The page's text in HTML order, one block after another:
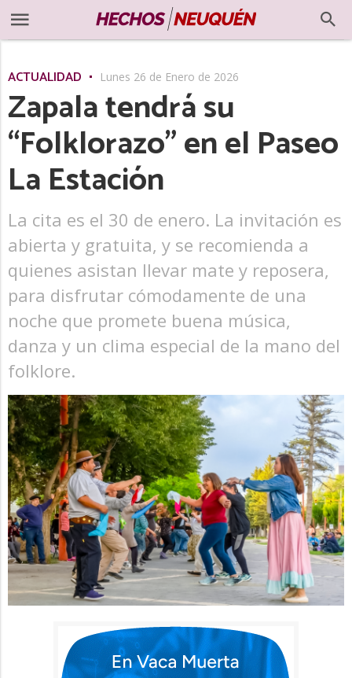
ACTUALIDAD Lunes 26 de Enero de 2026
Zapala tendrá su
“Folklorazo” en el Paseo
La Estación
La cita es el 30 de enero. La invitación es
abierta y gratuita, y se recomienda a
quienes asistan llevar mate y reposera,
para disfrutar cómodamente de una
noche que promete buena música,
danza y un clima especial de la mano del
folklore.